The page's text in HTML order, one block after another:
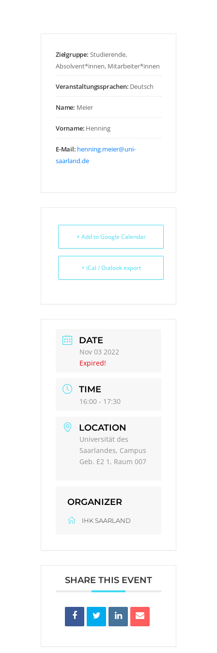
Zielgruppe: Studierende,
Absolvent*innen, Mitarbeiter*innen
Veranstaltungssprachen: Deutsch
Name: Meier
Vorname: Henning
E-Mail: henning.meier@uni-
saarland.de
+ Add to Google Calendar
+ iCal / Outlook export
DATE
Nov 03 2022
Expired!
TIME
16:00 - 17:30
LOCATION
Universität des
Saarlandes, Campus
Geb. E2 1, Raum 007
ORGANIZER
IHK SAARLAND
SHARE THIS EVENT